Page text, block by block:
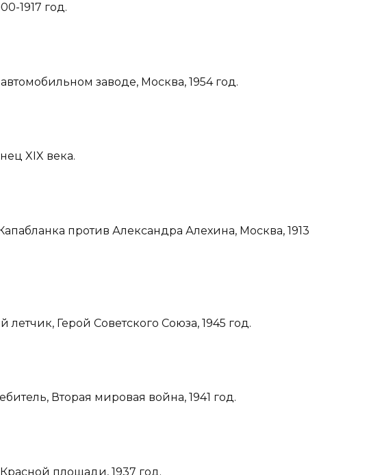
1917 год.
заводе, Москва, 1954 год.
XIX века.
против Александра Алехина, Москва, 1913
летчик, Герой Советского Союза, 1945 год.
Вторая мировая война, 1941 год.
площади, 1937 год.